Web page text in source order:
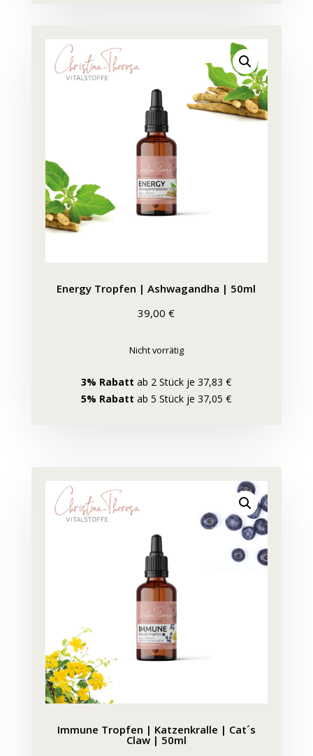
Energy Tropfen | Ashwagandha | 50ml
39,00€
Nicht vorrätig
3% Rabatt ab 2 Stück je 37,83 €
5% Rabatt ab 5 Stück je 37,05 €
Immune Tropfen | Katzenkralle | Cat´s
Claw | 50ml